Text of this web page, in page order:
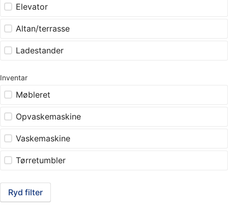
Elevator
Altan/terrasse
Ladestander
Inventar
Møbleret
Opvaskemaskine
Vaskemaskine
Tørretumbler
Ryd filter